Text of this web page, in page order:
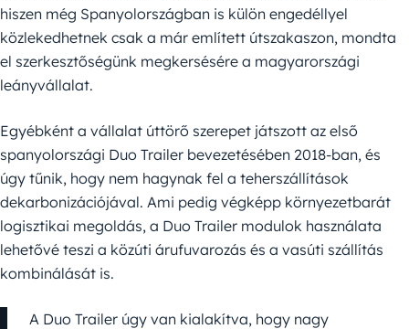
hiszen még Spanyolországban is külön engedéllyel
közlekedhetnek csak a már említett útszakaszon, mondta
el szerkesztőségünk megkersésére a magyarországi
leányvállalat.
Egyébként a vállalat úttörő szerepet játszott az első
spanyolországi Duo Trailer bevezetésében 2018-ban, és
úgy tűnik, hogy nem hagynak fel a teherszállítások
dekarbonizációjával. Ami pedig végképp környezetbarát
logisztikai megoldás, a Duo Trailer modulok használata
lehetővé teszi a közúti árufuvarozás és a vasúti szállítás
kombinálását is.
A Duo Trailer úgy van kialakítva, hogy nagy